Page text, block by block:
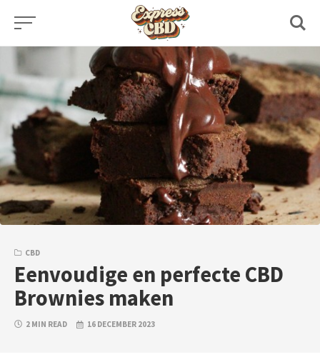
Skip
CBD
Eenvoudige en perfecte CBD
Brownies maken
2 MIN READ 16 DECEMBER 2023